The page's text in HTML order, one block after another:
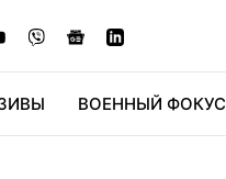
ВОЕННЫЙ ФОКУС